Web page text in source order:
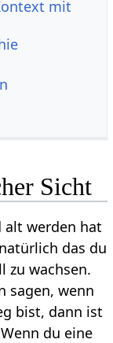
mit
Sicht
alt werden hat
das du
zu wachsen.
sagen, wenn
bist, dann ist
du eine